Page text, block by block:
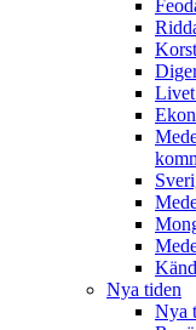
Livet
Nya tiden
Nya